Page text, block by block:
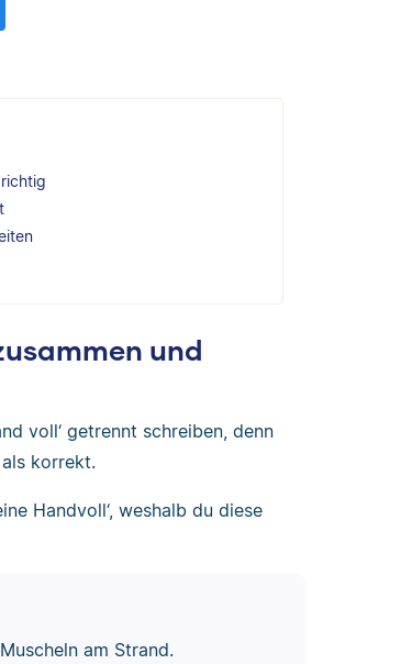
richtig
und
voll‘ getrennt schreiben, denn
korrekt.
Handvoll‘, weshalb du diese
Muscheln am Strand.